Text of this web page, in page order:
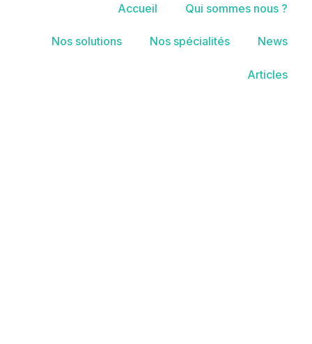
Accueil Qui sommes nous ?
Nos solutions Nos spécialités News
Articles